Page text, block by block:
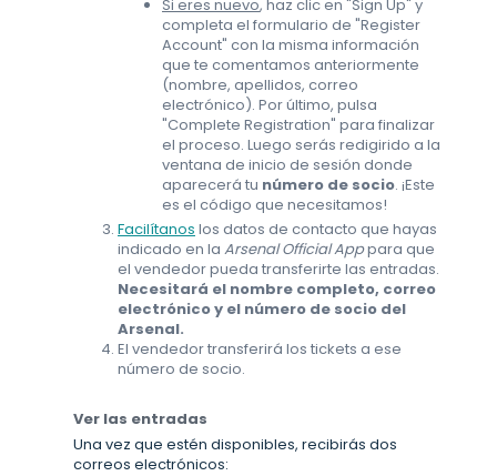
Si eres nuevo, haz clic en "Sign Up" y
completa el formulario de "Register
Account" con la misma información
que te comentamos anteriormente
(nombre, apellidos, correo
electrónico). Por último, pulsa
"Complete Registration" para finalizar
el proceso. Luego serás redigirido a la
ventana de inicio de sesión donde
aparecerá tu número de socio. ¡Este
es el código que necesitamos!
Facilítanos los datos de contacto que hayas
indicado en la Arsenal Official Apppara que
el vendedor pueda transferirte las entradas.
Necesitará el nombre completo, correo
electrónico y el número de socio del
Arsenal.
El vendedor transferirá los tickets a ese
número de socio.
Ver las entradas
Una vez que estén disponibles, recibirás dos
correos electrónicos: